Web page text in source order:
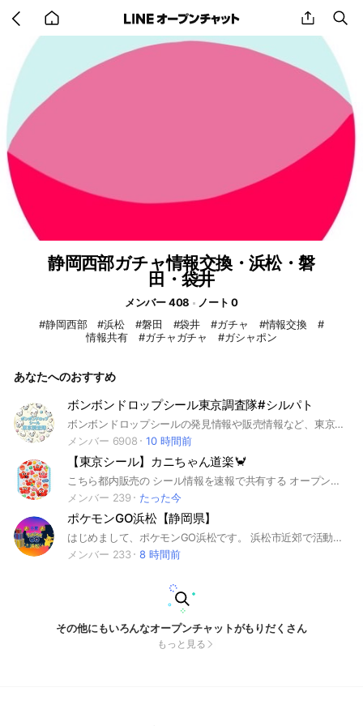
back
to
share
静岡西部ガチャ情報交換・浜松・磐
田・袋井
メンバー 408
ノート 0
#静岡西部 #浜松 #磐田 #袋井 #ガチャ #情報交換 #
情報共有 #ガチャガチャ #ガシャポン
あなたへのおすすめ
ボンボンドロップシール東京調査隊#シルパト
ボンボンドロップシールの発見情報や販売情報など、東京の情報をみんなで調査するオプチャです。#シルパト#ボンドロ#シル活
メンバー 6908
10 時間前
【東京シール】カニちゃん道楽🦀
こちら都内販売の シール情報を速報で共有する オープンチャット部屋となります😀 やる気ある方集まって下さい！ #ボンボンドロップシール #サンスター #ボンドロ #うるちゅる #サンリオ #Disney #ディズニー
メンバー 239
たった今
ポケモンGO浜松【静岡県】
はじめまして、ポケモンGO浜松です。 浜松市近郊で活動中のトレーナーの皆様、是非ご参加ください！ グループに参加しましたら、まず大事なノートのルールをご確認下さい🙇‍♂️ 一緒にポケモンGOを楽しみましょう！😊
メンバー 233
8 時間前
その他にもいろんなオープンチャットがもりだくさん
もっと見る